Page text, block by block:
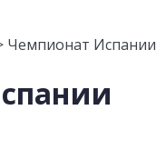
Чемпионат Испании